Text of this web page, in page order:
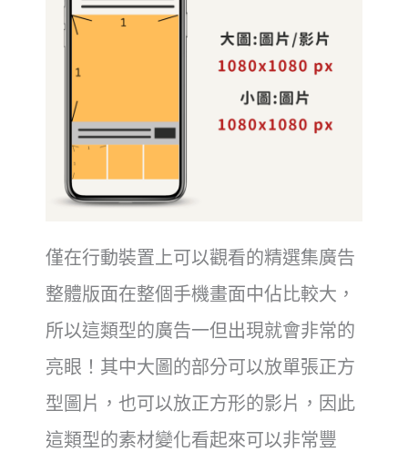
僅在行動裝置上可以觀看的精選集廣告
整體版面在整個手機畫面中佔比較大，
所以這類型的廣告一但出現就會非常的
亮眼！其中大圖的部分可以放單張正方
型圖片，也可以放正方形的影片，因此
這類型的素材變化看起來可以非常豐